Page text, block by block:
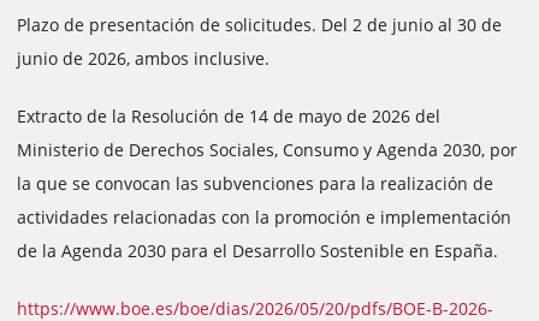
Plazo de presentación de solicitudes. Del 2 de junio al 30 de
junio de 2026, ambos inclusive.
Extracto de la Resolución de 14 de mayo de 2026 del
Ministerio de Derechos Sociales, Consumo y Agenda 2030, por
la que se convocan las subvenciones para la realización de
actividades relacionadas con la promoción e implementación
de la Agenda 2030 para el Desarrollo Sostenible en España.
https://www.boe.es/boe/dias/2026/05/20/pdfs/BOE-B-2026-